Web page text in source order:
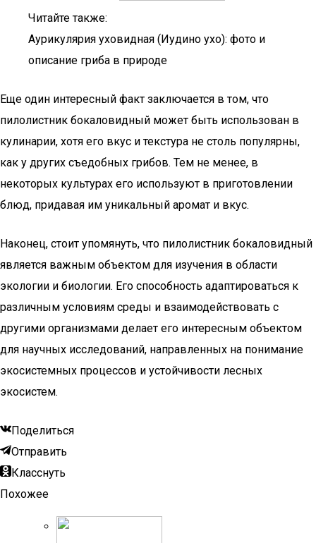
Читайте также:
Аурикулярия уховидная (Иудино ухо): фото и
описание гриба в природе
Еще один интересный факт заключается в том, что
пилолистник бокаловидный может быть использован в
кулинарии, хотя его вкус и текстура не столь популярны,
как у других съедобных грибов. Тем не менее, в
некоторых культурах его используют в приготовлении
блюд, придавая им уникальный аромат и вкус.
Наконец, стоит упомянуть, что пилолистник бокаловидный
является важным объектом для изучения в области
экологии и биологии. Его способность адаптироваться к
различным условиям среды и взаимодействовать с
другими организмами делает его интересным объектом
для научных исследований, направленных на понимание
экосистемных процессов и устойчивости лесных
экосистем.
Поделиться
Отправить
Класснуть
Похожее